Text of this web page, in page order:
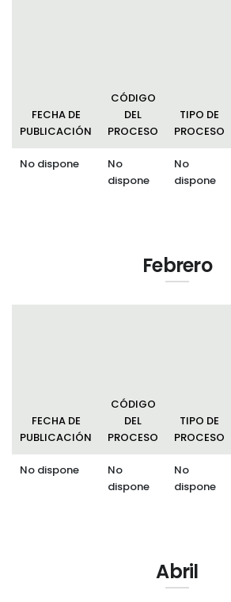
Plan Anual Contratación - PAC
Plan Operativo Anual - POA
Convenios Institucionales
Procesos de contratación
Ejecución Presupuestaria
FECHA DE
PUBLICACIÓN
CÓDIGO
DEL
PROCESO
TIPO DE
PROCESO
No dispone
No
dispone
No
dispone
Febrero
FECHA DE
PUBLICACIÓN
CÓDIGO
DEL
PROCESO
TIPO DE
PROCESO
No dispone
No
dispone
No
dispone
Abril